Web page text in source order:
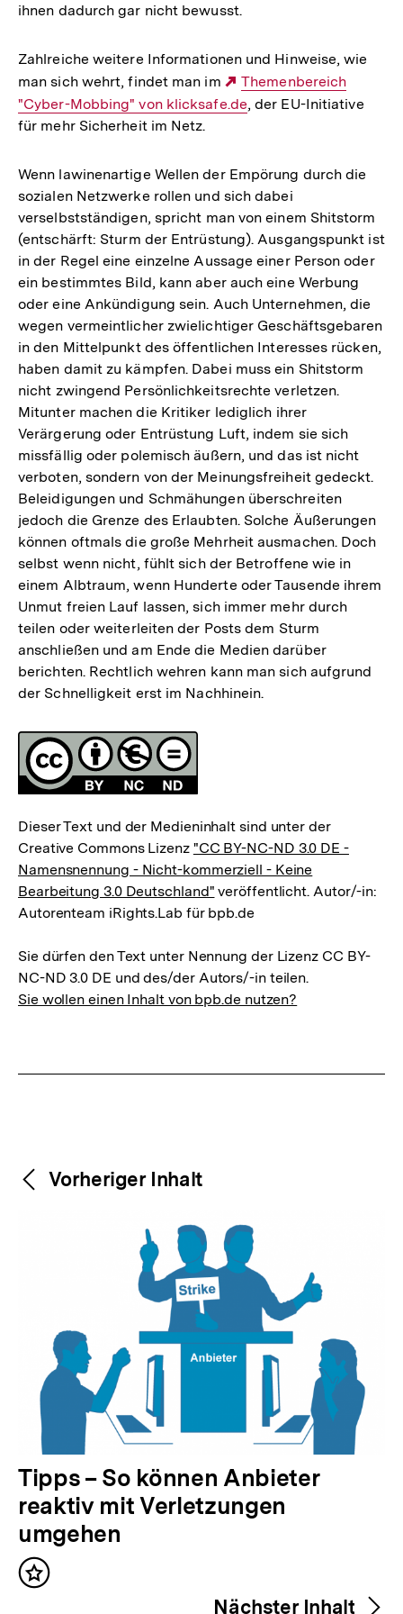
ihnen dadurch gar nicht bewusst.
Zahlreiche weitere Informationen und Hinweise, wie
man sich wehrt, findet man im
Externer
Link:
Themenbereich
"Cyber-Mobbing" von klicksafe.de, der EU-Initiative
für mehr Sicherheit im Netz.
Wenn lawinenartige Wellen der Empörung durch die
sozialen Netzwerke rollen und sich dabei
verselbstständigen, spricht man von einem Shitstorm
(entschärft: Sturm der Entrüstung). Ausgangspunkt ist
in der Regel eine einzelne Aussage einer Person oder
ein bestimmtes Bild, kann aber auch eine Werbung
oder eine Ankündigung sein. Auch Unternehmen, die
wegen vermeintlicher zwielichtiger Geschäftsgebaren
in den Mittelpunkt des öffentlichen Interesses rücken,
haben damit zu kämpfen. Dabei muss ein Shitstorm
nicht zwingend Persönlichkeitsrechte verletzen.
Mitunter machen die Kritiker lediglich ihrer
Verärgerung oder Entrüstung Luft, indem sie sich
missfällig oder polemisch äußern, und das ist nicht
verboten, sondern von der Meinungsfreiheit gedeckt.
Beleidigungen und Schmähungen überschreiten
jedoch die Grenze des Erlaubten. Solche Äußerungen
können oftmals die große Mehrheit ausmachen. Doch
selbst wenn nicht, fühlt sich der Betroffene wie in
einem Albtraum, wenn Hunderte oder Tausende ihrem
Unmut freien Lauf lassen, sich immer mehr durch
teilen oder weiterleiten der Posts dem Sturm
anschließen und am Ende die Medien darüber
berichten. Rechtlich wehren kann man sich aufgrund
der Schnelligkeit erst im Nachhinein.
Fussnoten
Lizenz
Dieser Text und der Medieninhalt sind unter der
Creative Commons Lizenz "CC BY-NC-ND 3.0 DE -
Namensnennung - Nicht-kommerziell - Keine
Bearbeitung 3.0 Deutschland" veröffentlicht. Autor/-in:
Autorenteam iRights.Lab für bpb.de
Sie dürfen den Text unter Nennung der Lizenz CC BY-
NC-ND 3.0 DE und des/der Autors/-in teilen.
Sie wollen einen Inhalt von bpb.de nutzen?
Weitere
Content-
Navigation
Vorheriger Inhalt
V
o
r
h
e
Tipps – So können Anbieter
reaktiv mit Verletzungen
umgehen
Inhalt
Nächster Inhalt